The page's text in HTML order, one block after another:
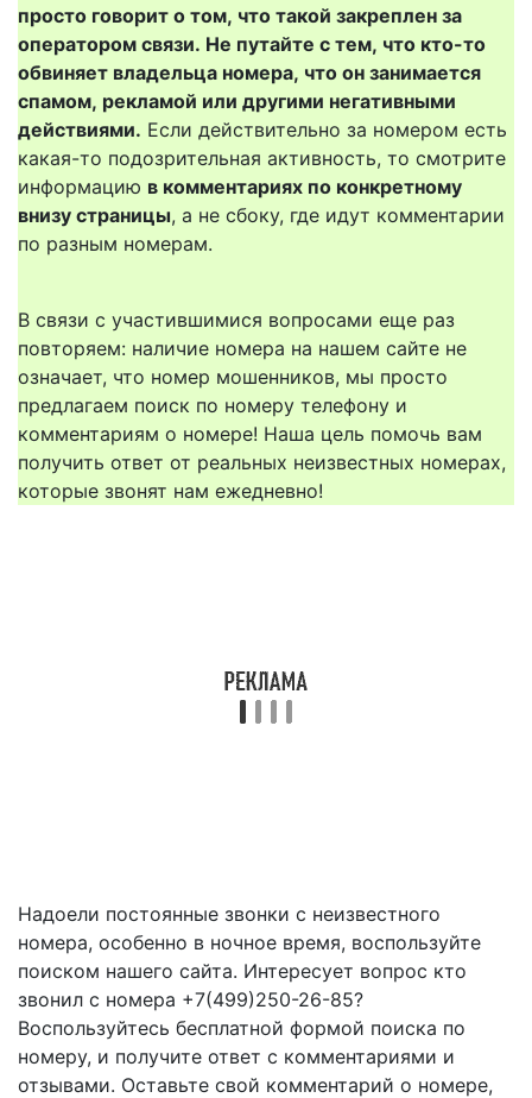
просто говорит о том, что такой закреплен за
оператором связи. Не путайте с тем, что кто-то
обвиняет владельца номера, что он занимается
спамом, рекламой или другими негативными
действиями. Если действительно за номером есть
какая-то подозрительная активность, то смотрите
информацию в комментариях по конкретному
внизу страницы, а не сбоку, где идут комментарии
по разным номерам.
В связи с участившимися вопросами еще раз
повторяем: наличие номера на нашем сайте не
означает, что номер мошенников, мы просто
предлагаем поиск по номеру телефону и
комментариям о номере! Наша цель помочь вам
получить ответ от реальных неизвестных номерах,
которые звонят нам ежедневно!
Надоели постоянные звонки с неизвестного
номера, особенно в ночное время, воспользуйте
поиском нашего сайта. Интересует вопрос кто
звонил с номера +7(499)250-26-85?
Воспользуйтесь бесплатной формой поиска по
номеру, и получите ответ с комментариями и
отзывами. Оставьте свой комментарий о номере,